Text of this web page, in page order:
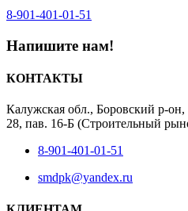
8-901-401‑01‑51‬
Напишите нам!
КОНТАКТЫ
Калужская обл., Боровский р-
28, пав. 16-Б (Строительный
8-901-401-01-51
smdpk@yandex.ru